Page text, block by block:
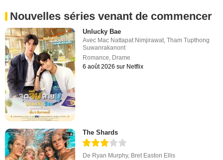
Nouvelles séries venant de commencer
Unlucky Bae
Avec Mac Nattapat Nimjirawat,Tham Tupthong
Suwanrakanont
Romance, Drame
6 août 2026 sur Netflix
The Shards
De Ryan Murphy, Bret Easton Ellis